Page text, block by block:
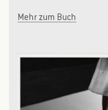
Mehr zum Buch